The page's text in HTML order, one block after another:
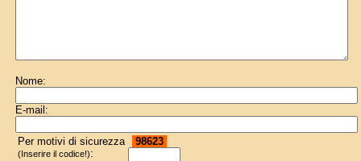
Nome:
E-mail:
Per motivi di sicurezza
(Inserire il codice!):
98623